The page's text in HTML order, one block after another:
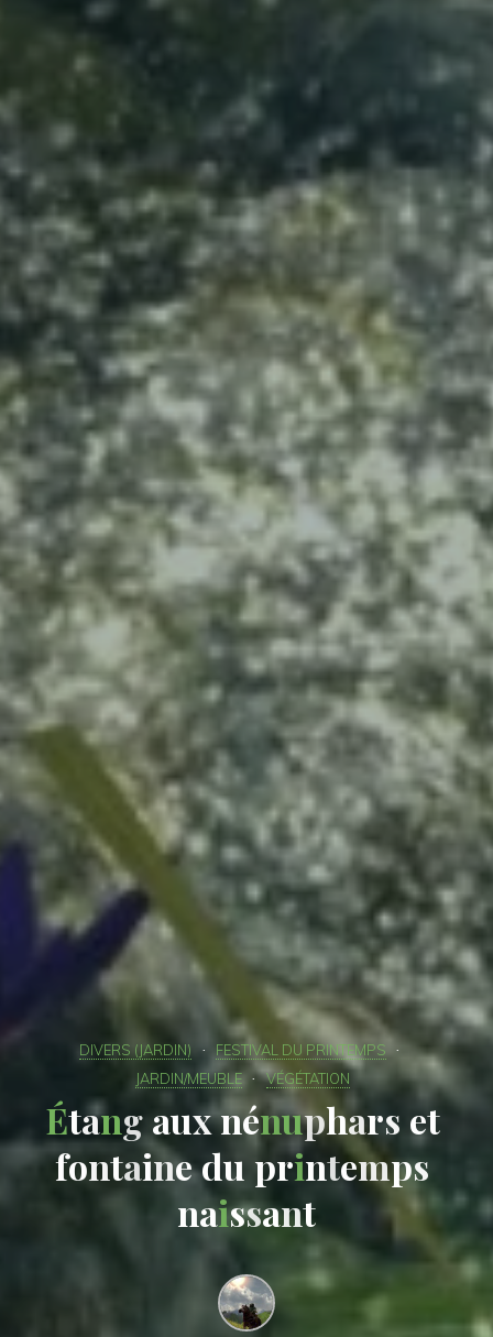
DIVERS (JARDIN)
FESTIVAL DU PRINTEMPS
JARDIN/MEUBLE
VÉGÉTATION
Étangauxnénuphars et
fontaine du printemps
naissant